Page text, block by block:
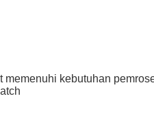
kebutuhan